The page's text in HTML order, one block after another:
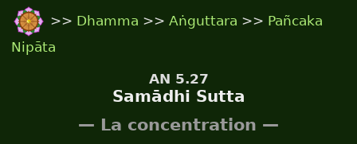
>> Dhamma >> Aṅguttara >> Pañcaka
Nipāta
AN 5.27
Samādhi Sutta
— La concentration —